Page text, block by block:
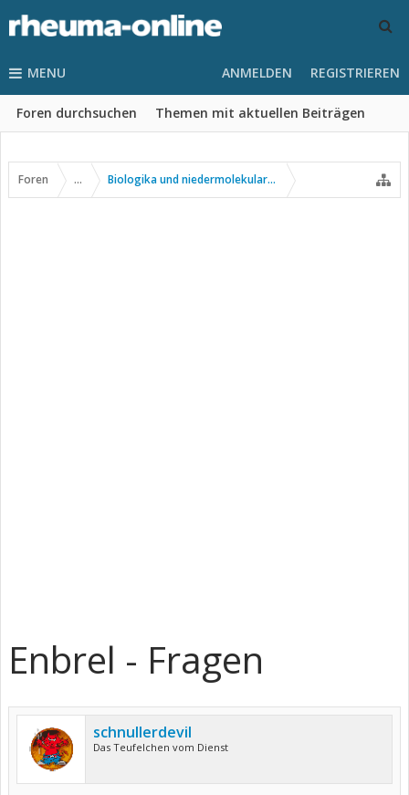
MENU
Foren durchsuchen Themen mit aktuellen Beiträgen
ANMELDEN REGISTRIEREN
Foren ... Biologika und niedermolekulare Wirkstoffe
Enbrel - Fragen
schnullerdevil
Das Teufelchen vom Dienst